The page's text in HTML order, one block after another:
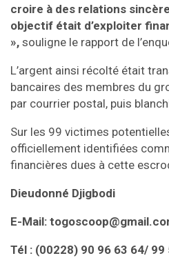
croire à des relations
objectif était d’exploiter
», souligne le rapport de
L’argent ainsi récolté était
bancaires des membres du
par courrier postal, puis
Sur les 99 victimes
officiellement identifiées
financières dues à cette
Dieudonné Djigbodi
E-Mail:
Tél : (00228) 90 96 63 64/